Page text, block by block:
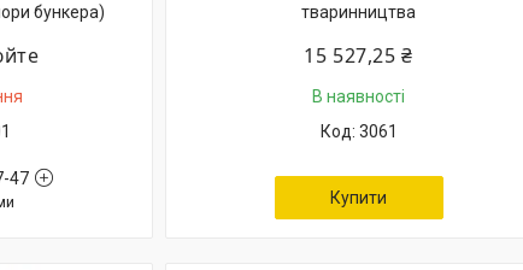
бункера)
47
тваринництва
15 527,25 ₴
В наявності
3061
Купити